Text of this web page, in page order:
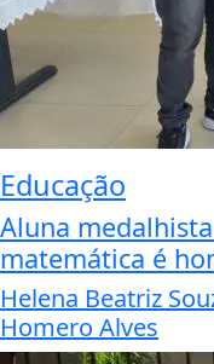
Educação
Aluna
matemática é
Helena Beatriz
Homero Alves